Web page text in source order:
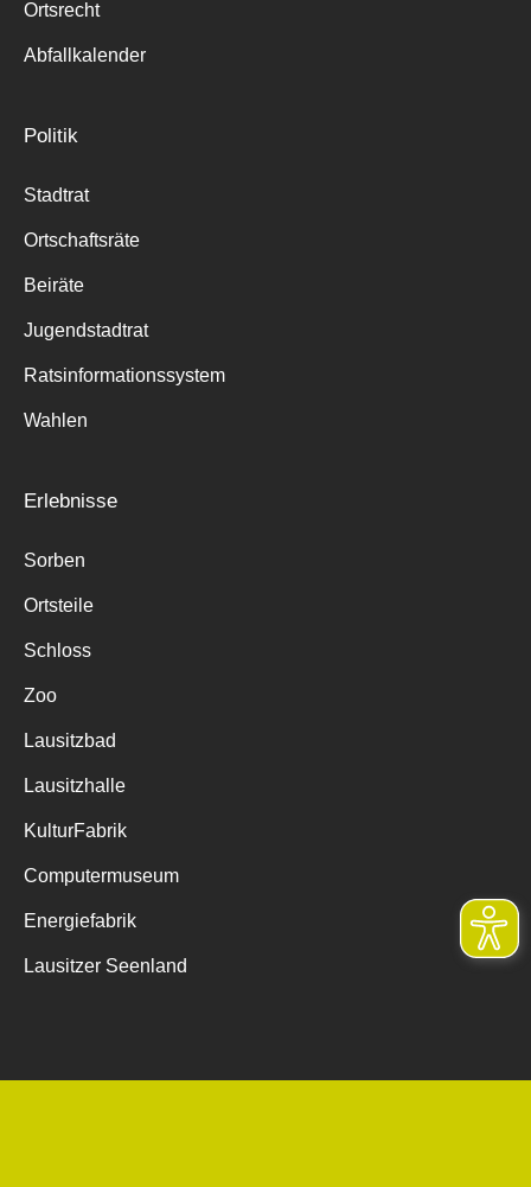
Ortsrecht
Abfallkalender
Politik
Stadtrat
Ortschaftsräte
Beiräte
Jugendstadtrat
Ratsinformationssystem
Wahlen
Erlebnisse
Sorben
Ortsteile
Schloss
Zoo
Lausitzbad
Lausitzhalle
KulturFabrik
Computermuseum
Energiefabrik
Lausitzer Seenland